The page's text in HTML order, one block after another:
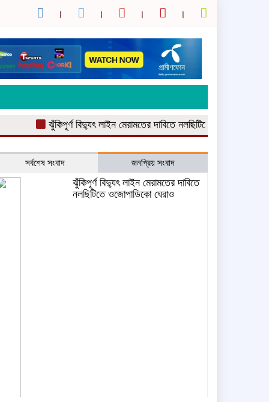
ঝুঁকিপূর্ণ বিদ্যুৎ লাইন মেরামতের দাবিতে নলছিটিতে ওজোপাডিকো ঘেরাও
সর্বশেষ সংবাদ জনপ্রিয় সংবাদ
ঝুঁকিপূর্ণ বিদ্যুৎ লাইন মেরামতের দাবিতে
নলছিটিতে ওজোপাডিকো ঘেরাও